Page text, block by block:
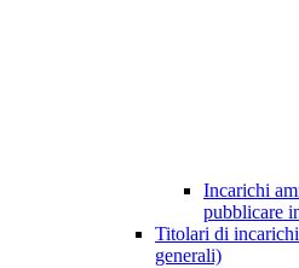
Incarichi
pubblicare
Titolari di
generali)